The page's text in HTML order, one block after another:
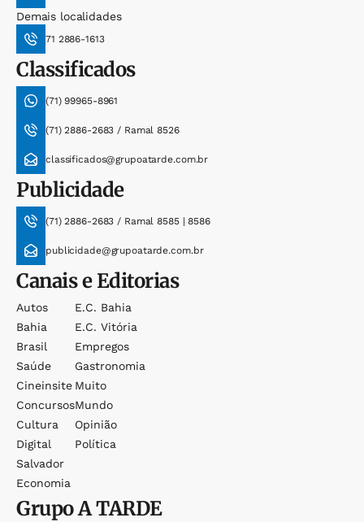
Demais localidades
71 2886-1613
Classificados
(71) 99965-8961
(71) 2886-2683 / Ramal 8526
classificados@grupoatarde.com.br
Publicidade
(71) 2886-2683 / Ramal 8585 | 8586
publicidade@grupoatarde.com.br
Canais e Editorias
Autos
Bahia
Brasil
Saúde
Cineinsite
Concursos
Cultura
Digital
Salvador
Economia
E.c. Bahia
E.c. Vitória
Empregos
Gastronomia
Muito
Mundo
Opinião
Política
GrupoA TARDE